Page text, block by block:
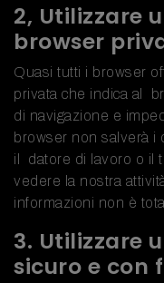
2, Utilizzare
browser
Quasi tutti i browser
privata che indica al
di navigazione e
browser non salverà i
il datore di lavoro o il
vedere la nostra
informazioni non è
3. Utilizzare
sicuro e con